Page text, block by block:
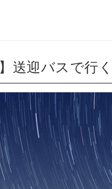
】送迎バスで行